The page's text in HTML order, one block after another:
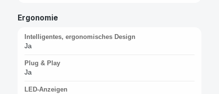
Ergonomie
Intelligentes, ergonomisches Design
Ja
Plug & Play
Ja
LED-Anzeigen